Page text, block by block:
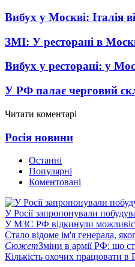
Вибух у Москві: Італія
ЗМІ: У ресторані в
Вибух у ресторані: у
У РФ палає черговий
Читати коментарі
Росія новини
Останні
Популярні
Коментовані
У Росії запропонували
У МЗС РФ відкинули
Стало відоме ім'я генерала,
СюжетЗміни в армії РФ: що
Кількість охочих працювати в